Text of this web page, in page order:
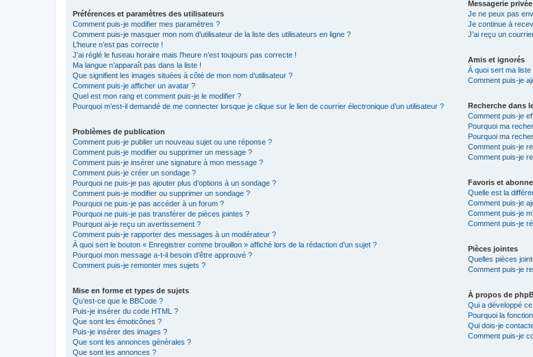
Préférences et paramètres des utilisateurs
Comment puis-je modifier mes paramètres ?
Comment puis-je masquer mon nom d’utilisateur de la liste des utilisateurs en ligne ?
L’heure n’est pas correcte !
J’ai réglé le fuseau horaire mais l’heure n’est toujours pas correcte !
Ma langue n’apparaît pas dans la liste !
Que signifient les images situées à côté de mon nom d’utilisateur ?
Comment puis-je afficher un avatar ?
Quel est mon rang et comment puis-je le modifier ?
Pourquoi m’est-il demandé de me connecter lorsque je clique sur le lien de courrier électronique d’un utilisateur ?
Problèmes de publication
Comment puis-je publier un nouveau sujet ou une réponse ?
Comment puis-je modifier ou supprimer un message ?
Comment puis-je insérer une signature à mon message ?
Comment puis-je créer un sondage ?
Pourquoi ne puis-je pas ajouter plus d’options à un sondage ?
Comment puis-je modifier ou supprimer un sondage ?
Pourquoi ne puis-je pas accéder à un forum ?
Pourquoi ne puis-je pas transférer de pièces jointes ?
Pourquoi ai-je reçu un avertissement ?
Comment puis-je rapporter des messages à un modérateur ?
À quoi sert le bouton « Enregistrer comme brouillon » affiché lors de la rédaction d’un sujet ?
Pourquoi mon message a-t-il besoin d’être approuvé ?
Comment puis-je remonter mes sujets ?
Mise en forme et types de sujets
Qu’est-ce que le BBCode ?
Puis-je insérer du code HTML ?
Que sont les émoticônes ?
Puis-je insérer des images ?
Que sont les annonces générales ?
Que sont les annonces ?
Messagerie privée
Je ne peux pas
Je continue à
J’ai reçu un
Amis et ignorés
À quoi sert ma liste
Comment puis-je
Recherche dans
Comment puis-je
Pourquoi ma
Pourquoi ma
Comment puis-je
Comment puis-je
Favoris et
Quelle est la
Comment puis-je
Comment puis-je
Comment puis-je
Pièces jointes
Quelles pièces
Comment puis-je
À propos de
Qui a développé
Pourquoi la
Qui dois-je
Comment puis-je